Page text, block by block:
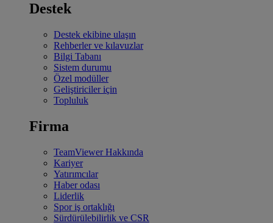
Destek
Destek ekibine ulaşın
Rehberler ve kılavuzlar
Bilgi Tabanı
Sistem durumu
Özel modüller
Geliştiriciler için
Topluluk
Firma
TeamViewer Hakkında
Kariyer
Yatırımcılar
Haber odası
Liderlik
Spor iş ortaklığı
Sürdürülebilirlik ve CSR